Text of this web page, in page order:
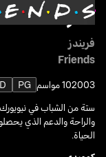
فريندز
Friends
200310 مواسم PG
ستة من الشباب في نيويورك
والراحة والدعم الذي
الحياة.